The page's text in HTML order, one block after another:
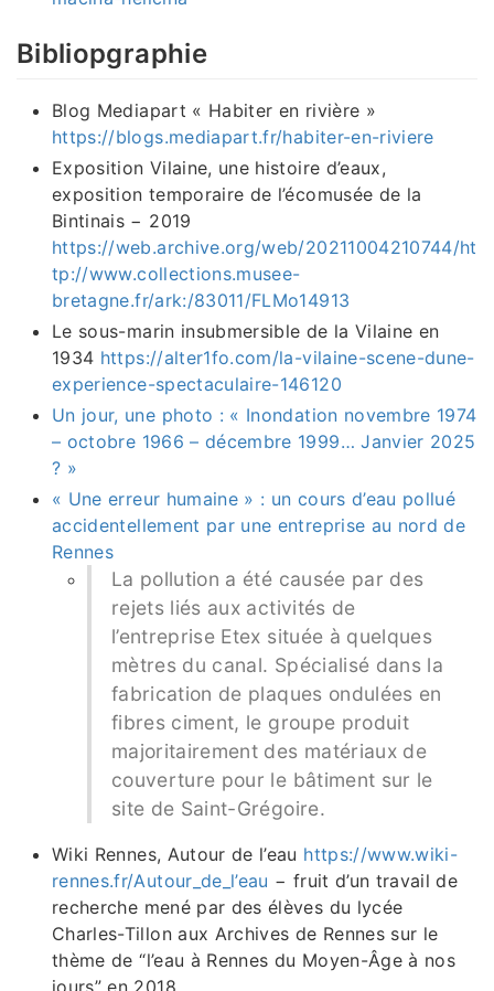
Bibliopgraphie
Blog Mediapart « Habiter en rivière »
https://blogs.mediapart.fr/habiter-en-riviere
Exposition Vilaine, une histoire d’eaux,
exposition temporaire de l’écomusée de la
Bintinais − 2019
https://web.archive.org/web/20211004210744/ht
tp://www.collections.musee-
bretagne.fr/ark:/83011/FLMo14913
Le sous-marin insubmersible de la Vilaine en
1934 https://alter1fo.com/la-vilaine-scene-dune-
experience-spectaculaire-146120
Un jour, une photo : « Inondation novembre 1974
– octobre 1966 – décembre 1999… Janvier 2025
? »
« Une erreur humaine » : un cours d’eau pollué
accidentellement par une entreprise au nord de
Rennes
La pollution a été causée par des
rejets liés aux activités de
l’entreprise Etex située à quelques
mètres du canal. Spécialisé dans la
fabrication de plaques ondulées en
fibres ciment, le groupe produit
majoritairement des matériaux de
couverture pour le bâtiment sur le
site de Saint-Grégoire.
Wiki Rennes, Autour de l’eau https://www.wiki-
rennes.fr/Autour_de_l’eau − fruit d’un travail de
recherche mené par des élèves du lycée
Charles-Tillon aux Archives de Rennes sur le
thème de “l’eau à Rennes du Moyen-Âge à nos